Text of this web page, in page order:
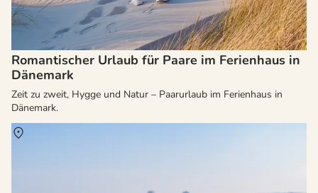
Romantischer Urlaub für Paare im Ferienhaus in
Dänemark
Zeit zu zweit, Hygge und Natur – Paarurlaub im Ferienhaus in
Dänemark.